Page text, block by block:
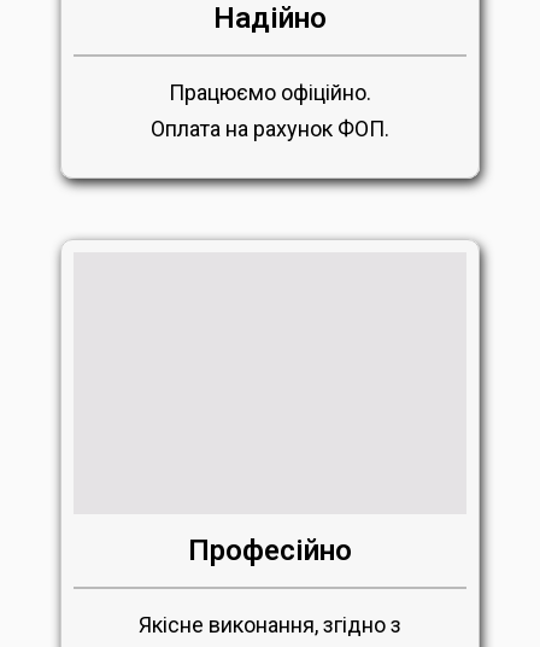
Надійно
Працюємо офіційно.
Оплата на рахунок ФОП.
Професійно
Якісне виконання, згідно з